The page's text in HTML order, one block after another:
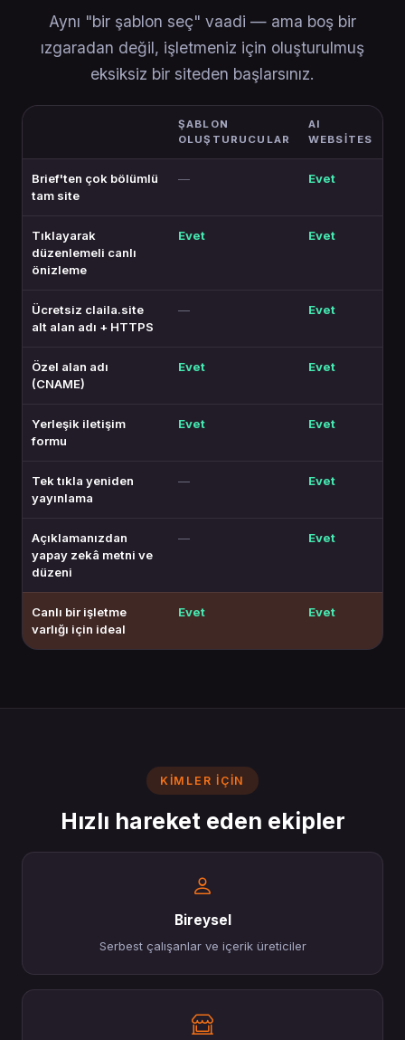
Aynı "bir şablon seç" vaadi — ama boş bir
ızgaradan değil, işletmeniz için oluşturulmuş
eksiksiz bir siteden başlarsınız.
ŞABLON
OLUŞTURUCULAR
AI
WEBSITES
Brief'ten çok bölümlü
tam site
— Evet
Tıklayarak
düzenlemeli canlı
önizleme
Evet Evet
Ücretsiz claila.site
alt alan adı + HTTPS
— Evet
Özel alan adı
(CNAME)
Evet Evet
Yerleşik iletişim
formu
Evet Evet
Tek tıkla yeniden
yayınlama
— Evet
Açıklamanızdan
yapay zekâ metni ve
düzeni
— Evet
Canlı bir işletme
varlığı için ideal
Evet Evet
KIMLER IÇIN
Hızlı hareket eden ekipler
Bireysel
Serbest çalışanlar ve içerik üreticiler